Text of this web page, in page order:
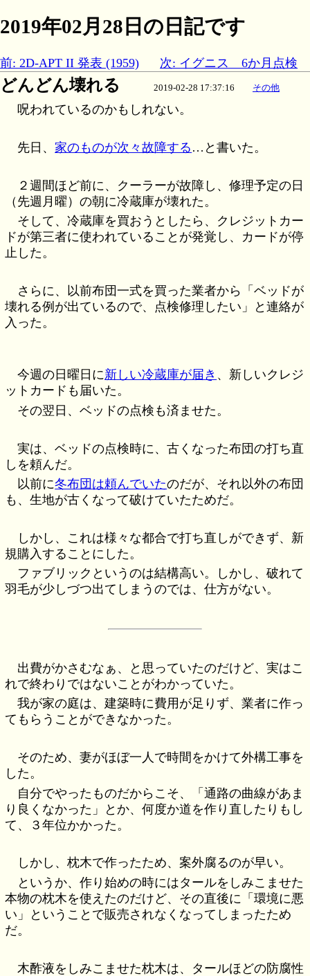
2019年02月28日の日記です
前: 2D-APT II 発表 (1959) 次: イグニス 6か月点検
どんどん壊れる 2019-02-28 17:37:16 その他
呪われているのかもしれない。
先日、 家のものが次々故障する …と書いた。
２週間ほど前に、クーラーが故障し、修理予定の日
（先週月曜）の朝に冷蔵庫が壊れた。
そして、冷蔵庫を買おうとしたら、クレジットカー
ドが第三者に使われていることが発覚し、カードが停
止した。
さらに、以前布団一式を買った業者から「ベッドが
壊れる例が出ているので、点検修理したい」と連絡が
入った。
今週の日曜日に新しい冷蔵庫が届き 、新しいクレジ
ットカードも届いた。
その翌日、ベッドの点検も済ませた。
実は、ベッドの点検時に、古くなった布団の打ち直
しを頼んだ。
以前に冬布団は頼んでいたのだが、それ以外の布団
も、生地が古くなって破けていたためだ。
しかし、これは様々な都合で打ち直しができず、新
規購入することにした。
ファブリックというのは結構高い。しかし、破れて
羽毛が少しづつ出てしまうのでは、仕方がない。
出費がかさむなぁ、と思っていたのだけど、実はこ
れで終わりではないことがわかっていた。
我が家の庭は、建築時に費用が足りず、業者に作っ
てもらうことができなかった。
そのため、妻がほぼ一人で時間をかけて外構工事を
した。
自分でやったものだからこそ、「通路の曲線があま
り良くなかった」とか、何度か道を作り直したりもし
て、３年位かかった。
しかし、枕木で作ったため、案外腐るのが早い。
というか、作り始めの時にはタールをしみこませた
本物の枕木を使えたのだけど、その直後に「環境に悪
い」ということで販売されなくなってしまったため
だ。
木酢液をしみこませた枕木は、タールほどの防腐性